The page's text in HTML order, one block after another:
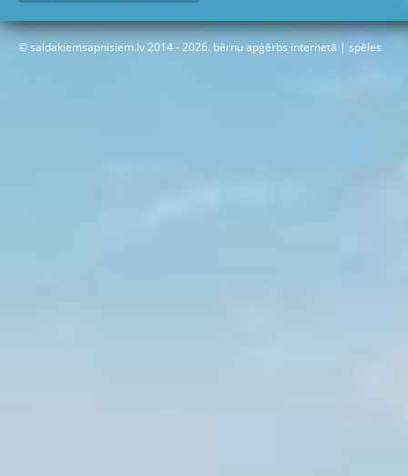
© saldakiemsapnisiem.lv 2014 - 2026. bērnu apģērbs internetā | spēles